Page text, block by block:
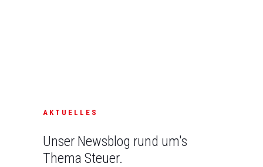
AKTUELLES
Unser Newsblog rund um's
Thema Steuer.